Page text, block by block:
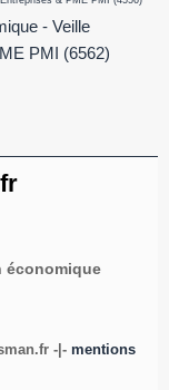
- Veille
PMI
(6562)
économique
-|- mentions